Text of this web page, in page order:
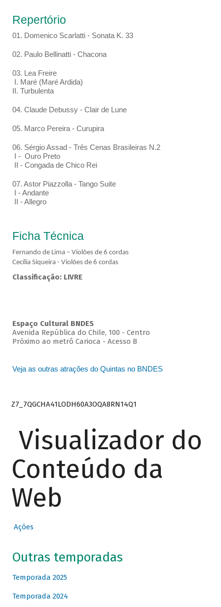
Repertório
01. Domenico Scarlatti - Sonata K. 33
02. Paulo Bellinatti - Chacona
03. Lea Freire
I. Maré (Maré Ardida)
II. Turbulenta
04. Claude Debussy - Clair de Lune
05. Marco Pereira - Curupira
06. Sérgio Assad - Três Cenas Brasileiras N.2
I - Ouro Preto
II - Congada de Chico Rei
07. Astor Piazzolla - Tango Suite
I - Andante
II - Allegro
Ficha Técnica
Fernando de Lima – Violões de 6 cordas
Cecília Siqueira - Violões de 6 cordas
Classificação: LIVRE
Espaço Cultural BNDES
Avenida República do Chile, 100 - Centro
Próximo ao metrô Carioca - Acesso B
Veja as outras atrações do Quintas no BNDES
Z7_7QGCHA41LODH60A3OQA8RN14Q1
Visualizador do
Conteúdo da
Web
Ações
Outras temporadas
Temporada 2025
Temporada 2024